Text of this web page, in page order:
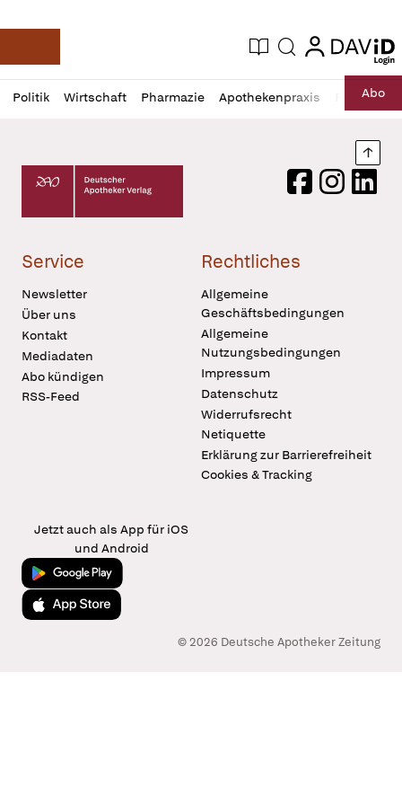
Deutsche Apotheker Zeitung
Aktuelle Ausgabe
Suche login
login
Politik Wirtschaft Pharmazie Apothekenpraxis RechtAbo
Profil
öffnen
Daz
Pur
Deutscher Apotheker Verlag Logo
FacebookInstagram
Service
Newsletter
Über uns
Kontakt
Mediadaten
Abo kündigen
RSS-Feed
Rechtliches
Allgemeine
Geschäftsbedingungen
Allgemeine
Nutzungsbedingungen
Impressum
Datenschutz
Widerrufsrecht
Netiquette
Erklärung zur Barrierefreiheit
Cookies & Tracking
Jetzt auch als App für iOS
und Android
Jetzt bei Google Play
Laden im App Store
© 2026 Deutsche Apotheker Zeitung